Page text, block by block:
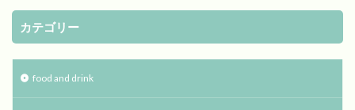
カテゴリー
food and drink